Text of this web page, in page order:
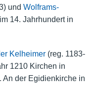
und Wolframs-
14. Jahrhundert in
Kelheimer(reg. 1183-
1210 Kirchen in
An der Egidienkirche in